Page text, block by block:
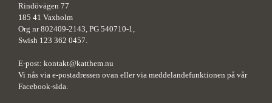
Rindövägen 77
185 41 Vaxholm
Org nr 802409-2143, PG 540710-1,
Swish 123 362 0457.
E-post: kontakt@katthem.nu
Vi nås via e-postadressen ovan eller via meddelandefunktionen på vår
Facebook-sida.